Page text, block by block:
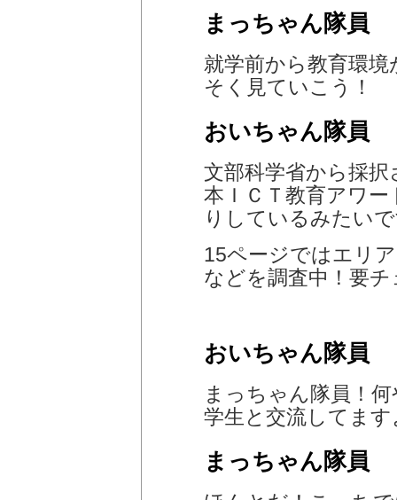
まっちゃん隊員
就学前から教育環
そく見ていこう！
おいちゃん隊員
文部科学省から採
本ＩＣＴ教育アワ
りしているみたい
15ページではエリ
などを調査中！要
おいちゃん隊員
まっちゃん隊員！
学生と交流してます
まっちゃん隊員